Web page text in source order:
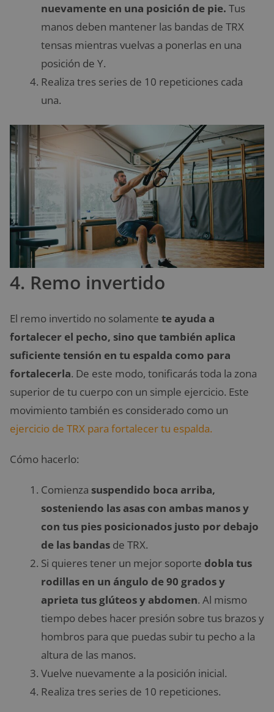
nuevamente en una posición de pie. Tus
manos deben mantener las bandas de TRX
tensas mientras vuelvas a ponerlas en una
posición de Y.
Realiza tres series de 10 repeticiones cada
una.
4. Remo invertido
El remo invertido no solamente te ayuda a
fortalecer el pecho, sino que también aplica
suficiente tensión en tu espalda como para
fortalecerla. De este modo, tonificarás toda la zona
superior de tu cuerpo con un simple ejercicio. Este
movimiento también es considerado como un
ejercicio de TRX para fortalecer tu espalda.
Cómo hacerlo:
Comienza suspendido boca arriba,
sosteniendo las asas con ambas manos y
con tus pies posicionados justo por debajo
de las bandas de TRX.
Si quieres tener un mejor soporte dobla tus
rodillas en un ángulo de 90 grados y
aprieta tus glúteos y abdomen. Al mismo
tiempo debes hacer presión sobre tus brazos y
hombros para que puedas subir tu pecho a la
altura de las manos.
Vuelve nuevamente a la posición inicial.
Realiza tres series de 10 repeticiones.